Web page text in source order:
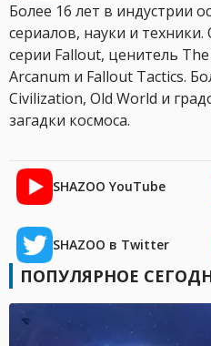
Более 16 лет в индустрии
сериалов, науки и
серии Fallout, ценитель
Arcanum и Fallout Tactics.
Civilization, Old World и
загадки космоса.
SHAZOO YouTube
SHAZOO в Twitter
ПОПУЛЯРНОЕ